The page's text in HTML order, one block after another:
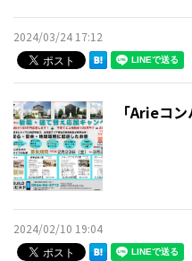
オンライン住宅相談＆ブラン
プライバシーポリシー
お問い合わせ
施工事例
イベント情報
2024/03/24 17:12
「Arieコ
2024/02/10 19:04